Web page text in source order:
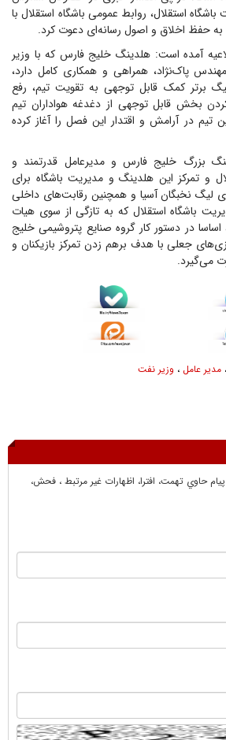
استقلال، روابط عمومی باشگاه استقلال با
به حفظ اخلاق و اصول رسانه‌ای دعوت کرد.
آمده است: هلدینگ خلیج فارس که با وزیر
پاک‌نژاد، همراهی و همکاری کامل دارد،
برتر کمک قابل توجهی به تقویت تیم، رفع
بخش قابل توجهی از دغدغه هواداران تیم
تیم در آرامش و اقتدار این فصل را آغاز کرده
بزرگ خلیج فارس و مدیرعامل قدرتمند و
و تمرکز این هلدینگ و مدیریت باشگاه برای
لیگ نخبگان آسیا و همچنین رقابت‌های داخلی
باشگاه استقلال که به تازگی از سوی هیات
در دستور کار گروه صنایع پتروشیمی خلیج
جعلی با هدف برهم زدن تمرکز بازیکنان و
می‌گیرد.
، مدیر عامل ، وزیر نفت
حاوي تهمت، افترا، اظهارات غير مرتبط ، فحش،